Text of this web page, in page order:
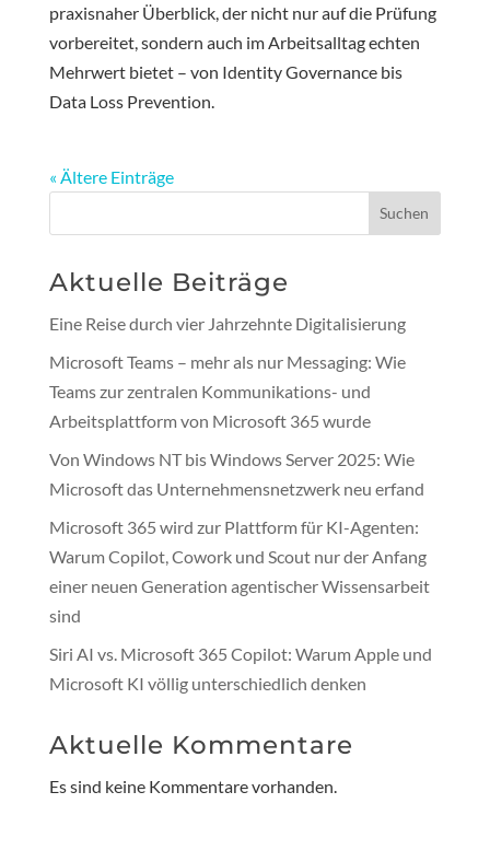
praxisnaher Überblick, der nicht nur auf die Prüfung
vorbereitet, sondern auch im Arbeitsalltag echten
Mehrwert bietet – von Identity Governance bis
Data Loss Prevention.
« Ältere Einträge
Suchen
Aktuelle Beiträge
Eine Reise durch vier Jahrzehnte Digitalisierung
Microsoft Teams – mehr als nur Messaging: Wie
Teams zur zentralen Kommunikations- und
Arbeitsplattform von Microsoft 365 wurde
Von Windows NT bis Windows Server 2025: Wie
Microsoft das Unternehmensnetzwerk neu erfand
Microsoft 365 wird zur Plattform für KI-Agenten:
Warum Copilot, Cowork und Scout nur der Anfang
einer neuen Generation agentischer Wissensarbeit
sind
Siri AI vs. Microsoft 365 Copilot: Warum Apple und
Microsoft KI völlig unterschiedlich denken
Aktuelle Kommentare
Es sind keine Kommentare vorhanden.